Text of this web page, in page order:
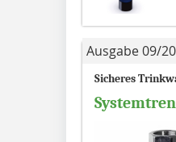
Ausgabe 09/
Sicheres